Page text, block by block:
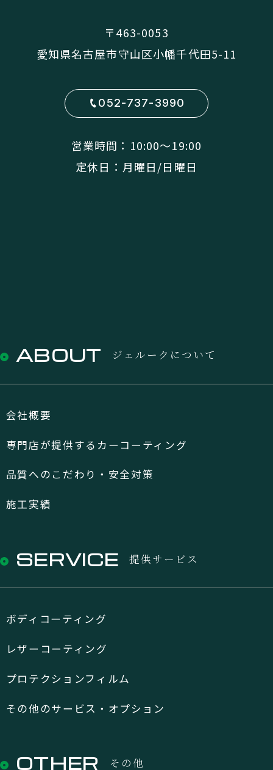
〒463-0053
愛知県名古屋市守山区小幡千代田5-11
052-737-3990
営業時間：10:00〜19:00
定休日：月曜日/日曜日
ABOUT ジェルークについて
会社概要
専門店が提供するカーコーティング
品質へのこだわり・安全対策
施工実績
SERVICE 提供サービス
ボディコーティング
レザーコーティング
プロテクションフィルム
その他のサービス・オプション
OTHER その他